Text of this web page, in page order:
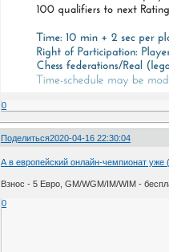
0
Поделиться2020-04-16 22:30:04
А в европейский онлайн-чемпионат уже
Взнос - 5 Евро, GM/WGM/IM/WIM -
0